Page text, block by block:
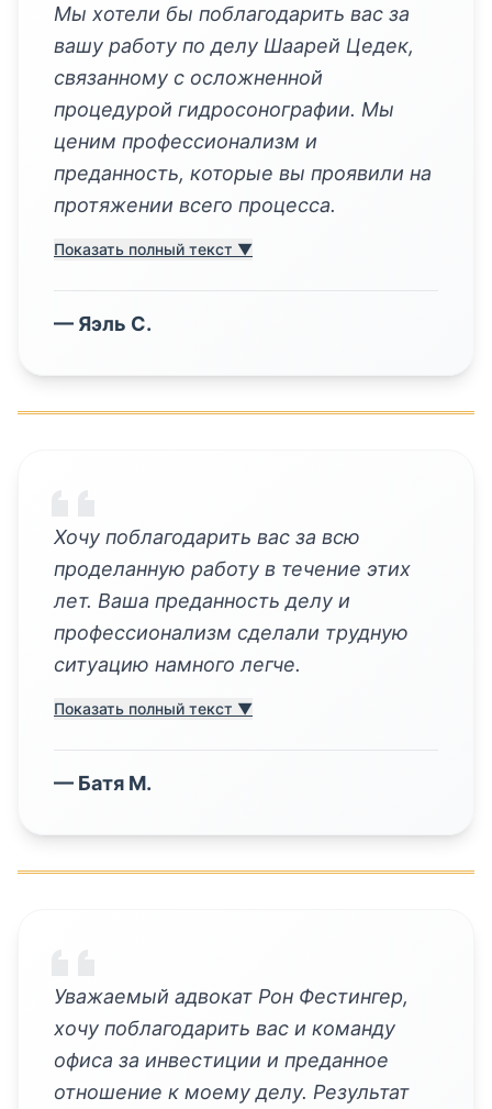
Мы хотели бы поблагодарить вас за
вашу работу по делу Шаарей Цедек,
связанному с осложненной
процедурой гидросонографии. Мы
ценим профессионализм и
преданность, которые вы проявили на
протяжении всего процесса.
Показать полный текст ▼
— Яэль С.
Хочу поблагодарить вас за всю
проделанную работу в течение этих
лет. Ваша преданность делу и
профессионализм сделали трудную
ситуацию намного легче.
Показать полный текст ▼
— Батя М.
Уважаемый адвокат Рон Фестингер,
хочу поблагодарить вас и команду
офиса за инвестиции и преданное
отношение к моему делу. Результат